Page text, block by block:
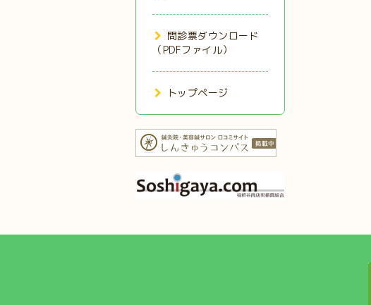
問診票ダウンロード
（PDFファイル）
トップページ